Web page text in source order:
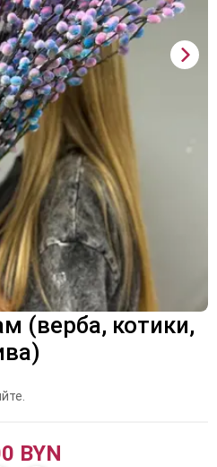
(верба, котики,
BYN